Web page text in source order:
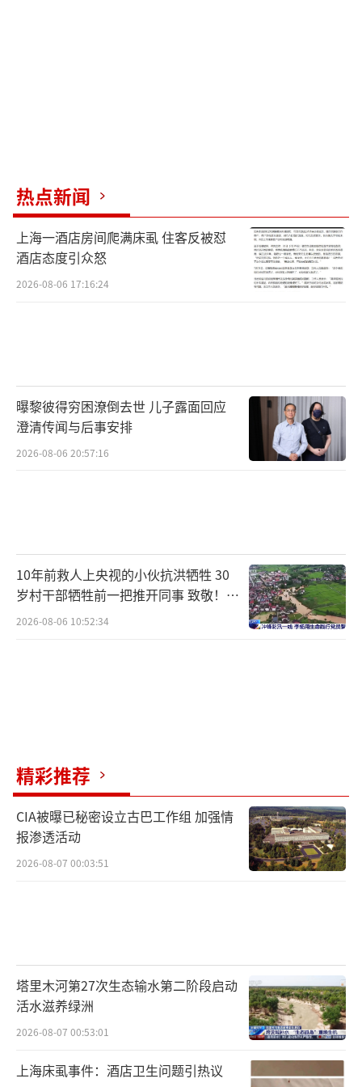
热点新闻
上海一酒店房间爬满床虱 住客反被怼
酒店态度引众怒
2026-08-06 17:16:24
曝黎彼得穷困潦倒去世 儿子露面回应
澄清传闻与后事安排
2026-08-06 20:57:16
10年前救人上央视的小伙抗洪牺牲 30
岁村干部牺牲前一把推开同事 致敬！送
别！
2026-08-06 10:52:34
精彩推荐
CIA被曝已秘密设立古巴工作组 加强情
报渗透活动
2026-08-07 00:03:51
塔里木河第27次生态输水第二阶段启动
活水滋养绿洲
2026-08-07 00:53:01
上海床虱事件：酒店卫生问题引热议